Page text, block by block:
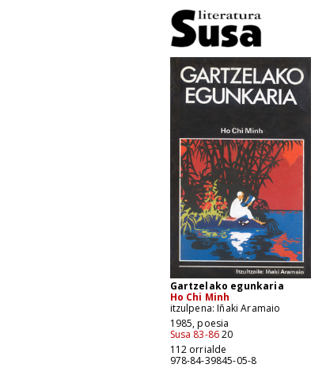
Gartzelako egunkaria
Ho Chi Minh
itzulpena: Iñaki Aramaio
1985, poesia
Susa 83-8620
112 orrialde
978-84-39845-05-8